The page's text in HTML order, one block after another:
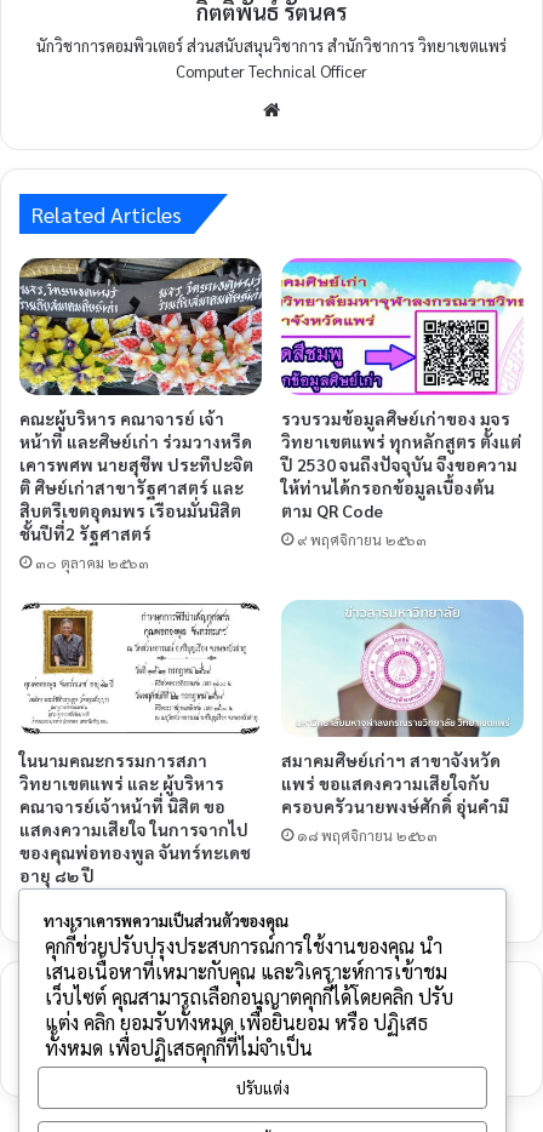
กิตติพันธ์ รัตนคร
นักวิชาการคอมพิวเตอร์ ส่วนสนับสนุนวิชาการ สำนักวิชาการ วิทยาเขตแพร่
Computer Technical Officer
Related Articles
คณะผู้บริหาร คณาจารย์ เจ้า
หน้าที่ และศิษย์เก่า ร่วมวางหรีด
เคารพศพ นายสุชีพ ประทีปะจิต
ติ ศิษย์เก่าสาขารัฐศาสตร์ และ
สิบตรีเขตอุดมพร เรือนมั่นนิสิต
ชั้นปีที่2 รัฐศาสตร์
๓๐ ตุลาคม ๒๕๖๓
รวบรวมข้อมูลศิษย์เก่าของ มจร
วิทยาเขตแพร่ ทุกหลักสูตร ตั้งแต่
ปี 2530 จนถึงปัจจุบัน จึงขอความ
ให้ท่านได้กรอกข้อมูลเบื้องต้น
ตาม QR Code
๙ พฤศจิกายน ๒๕๖๓
ในนามคณะกรรมการสภา
วิทยาเขตแพร่ และ ผู้บริหาร
คณาจารย์เจ้าหน้าที่ นิสิต ขอ
แสดงความเสียใจ ในการจากไป
ของคุณพ่อทองพูล จันทร์ทะเดช
อายุ ๘๒ ปี
สมาคมศิษย์เก่าฯ สาขาจังหวัด
แพร่ ขอแสดงความเสียใจกับ
ครอบครัวนายพงษ์ศักดิ์ อุ่นคำมี
๑๘ พฤศจิกายน ๒๕๖๓
ใส่ความเห็น
คุณต้องเข้าสู่ระบบเพื่อจะพิมพ์ความเห็น
ทางเราเคารพความเป็นส่วนตัวของคุณ
คุกกี้ช่วยปรับปรุงประสบการณ์การใช้งานของคุณ นำ
เสนอเนื้อหาที่เหมาะกับคุณ และวิเคราะห์การเข้าชม
เว็บไซต์ คุณสามารถเลือกอนุญาตคุกกี้ได้โดยคลิก ปรับ
แต่ง คลิก ยอมรับทั้งหมด เพื่อยินยอม หรือ ปฏิเสธ
ทั้งหมด เพื่อปฏิเสธคุกกี้ที่ไม่จำเป็น
ปรับแต่ง